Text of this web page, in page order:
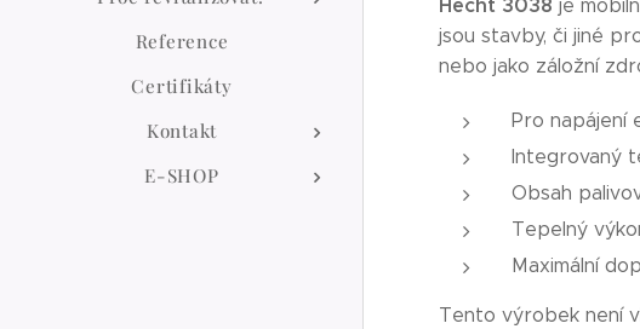
Reference
Certifikáty
Kontakt
E-SHOP
Hecht 3038 je
jsou stavby, či jiné
nebo jako záložní
Pro napájení
Integrovaný
Obsah
Tepelný
Maximální
Tento výrobek není